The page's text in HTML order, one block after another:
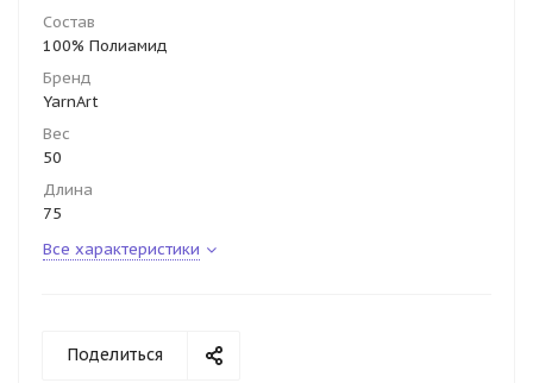
Состав
100% Полиамид
Бренд
YarnArt
Вес
50
Длина
75
Все характеристики
Поделиться